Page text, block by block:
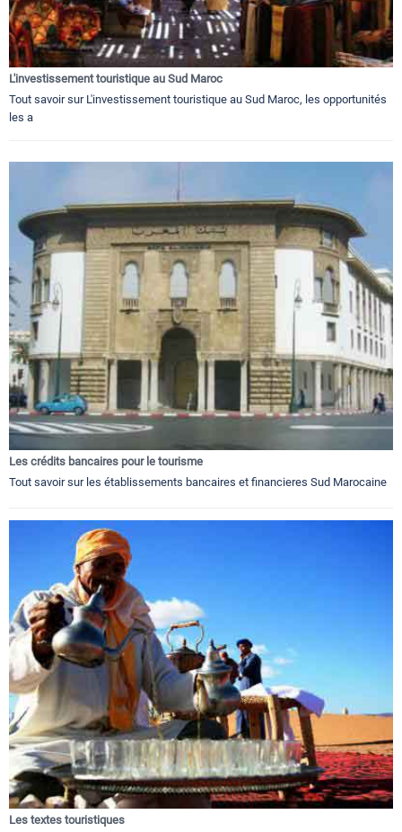
L'investissement touristique au Sud Maroc
Tout savoir sur L'investissement touristique au Sud Maroc, les opportunités
les a
Les crédits bancaires pour le tourisme
Tout savoir sur les établissements bancaires et financieres Sud Marocaine
Les textes touristiques